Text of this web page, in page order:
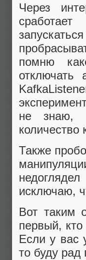
Через
помню
отключать
не знаю,
Также
исключаю,
Вот таким
первый,
Если у вас
то буду рад